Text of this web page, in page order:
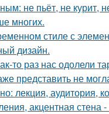
не пьёт, не курит,
многих.
стиле с
дизайн.
то раз нас одолели
представить не
лекция, аудитория,
акцентная